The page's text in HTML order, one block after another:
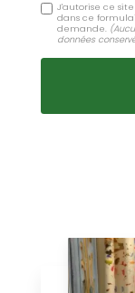
J'autorise ce
dans ce
demande.
données